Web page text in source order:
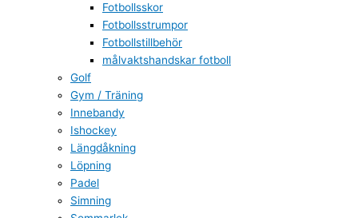
Fotbollsskor
Fotbollsstrumpor
Fotbollstillbehör
målvaktshandskar fotboll
Golf
Gym / Träning
Innebandy
Ishockey
Längdåkning
Löpning
Padel
Simning